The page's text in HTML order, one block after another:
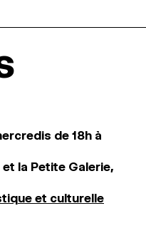
de 18h à
la Petite Galerie,
et culturelle